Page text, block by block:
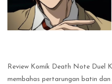
Review Komik Death Note Duel
membahas pertarungan batin